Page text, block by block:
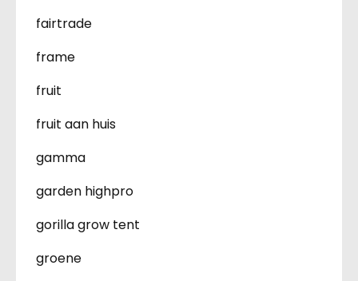
fairtrade
frame
fruit
fruit aan huis
gamma
garden highpro
gorilla grow tent
groene